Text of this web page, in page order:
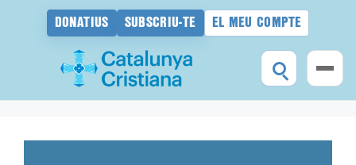
DONATIUS SUBSCRIU-TE EL MEU COMPTE